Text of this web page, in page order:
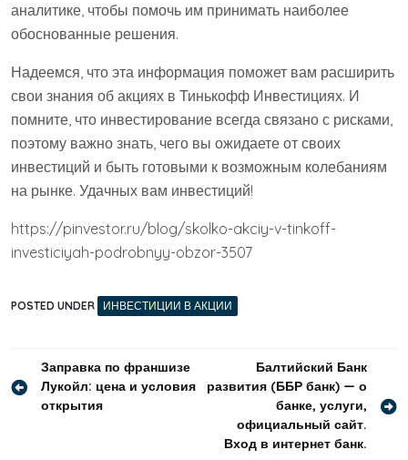
аналитике, чтобы помочь им принимать наиболее
обоснованные решения.
Надеемся, что эта информация поможет вам расширить
свои знания об акциях в Тинькофф Инвестициях. И
помните, что инвестирование всегда связано с рисками,
поэтому важно знать, чего вы ожидаете от своих
инвестиций и быть готовыми к возможным колебаниям
на рынке. Удачных вам инвестиций!
https://pinvestor.ru/blog/skolko-akciy-v-tinkoff-
investiciyah-podrobnyy-obzor-3507
POSTED UNDER ИНВЕСТИЦИИ В АКЦИИ
Навигация
по
Заправка по франшизе
Лукойл: цена и условия
открытия
Балтийский Банк
развития (ББР банк) — о
банке, услуги,
официальный сайт.
Вход в интернет банк.